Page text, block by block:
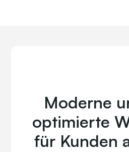
Moderne
optimierte
für Kunden